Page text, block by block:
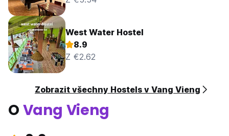
West Water Hostel
8.9
Z €2.62
Zobrazit všechny Hostels v Vang Vieng
O Vang Vieng